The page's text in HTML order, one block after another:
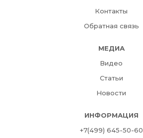
Контакты
Обратная связь
МЕДИА
Видео
Статьи
Новости
ИНФОРМАЦИЯ
+7(499) 645-50-60